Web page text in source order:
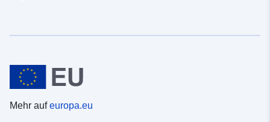
Mehr aufeuropa.eu